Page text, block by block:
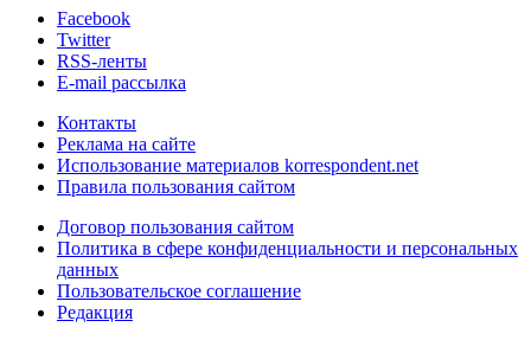
Facebook
Twitter
RSS-ленты
E-mail рассылка
Контакты
Реклама на сайте
Использование материалов korrespondent.net
Правила пользования сайтом
Договор пользования сайтом
Политика в сфере конфиденциальности и персональных
данных
Пользовательское соглашение
Редакция